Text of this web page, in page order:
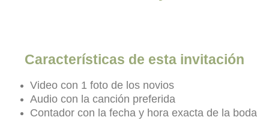
Características de esta invitación
Video con 1 foto de los novios
Audio con la canción preferida
Contador con la fecha y hora exacta de la boda